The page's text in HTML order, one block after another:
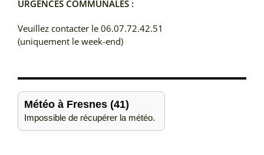
URGENCES COMMUNALES :
Veuillez contacter le 06.07.72.42.51
(uniquement le week-end)
Météo à Fresnes (41)
Impossible de récupérer la météo.